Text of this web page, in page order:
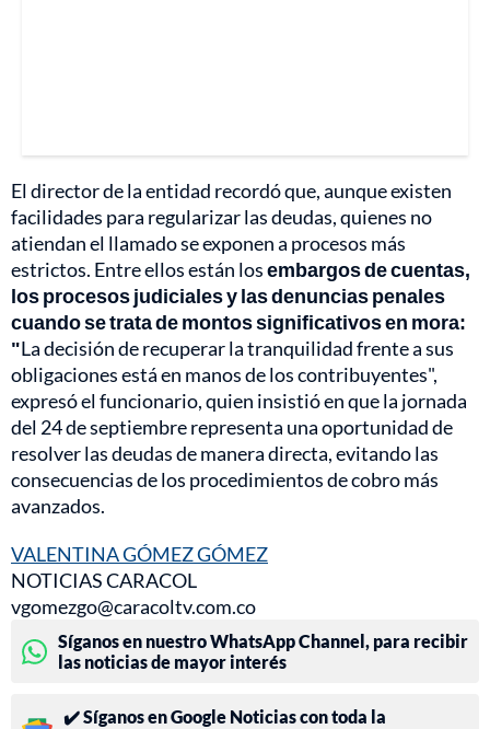
El director de la entidad recordó que, aunque existen
facilidades para regularizar las deudas, quienes no
atiendan el llamado se exponen a procesos más
estrictos. Entre ellos están losembargos de cuentas,
los procesos judiciales y las denuncias penales
cuando se trata de montos significativos en mora:
"La decisión de recuperar la tranquilidad frente a sus
obligaciones está en manos de los contribuyentes",
expresó el funcionario, quien insistió en que la jornada
del 24 de septiembre representa una oportunidad de
resolver las deudas de manera directa, evitando las
consecuencias de los procedimientos de cobro más
avanzados.
VALENTINA GÓMEZ GÓMEZ
NOTICIAS CARACOL
vgomezgo@caracoltv.com.co
Síganos en nuestro WhatsApp Channel, para recibir
las noticias de mayor interés
✔️ Síganos en Google Noticias con toda la